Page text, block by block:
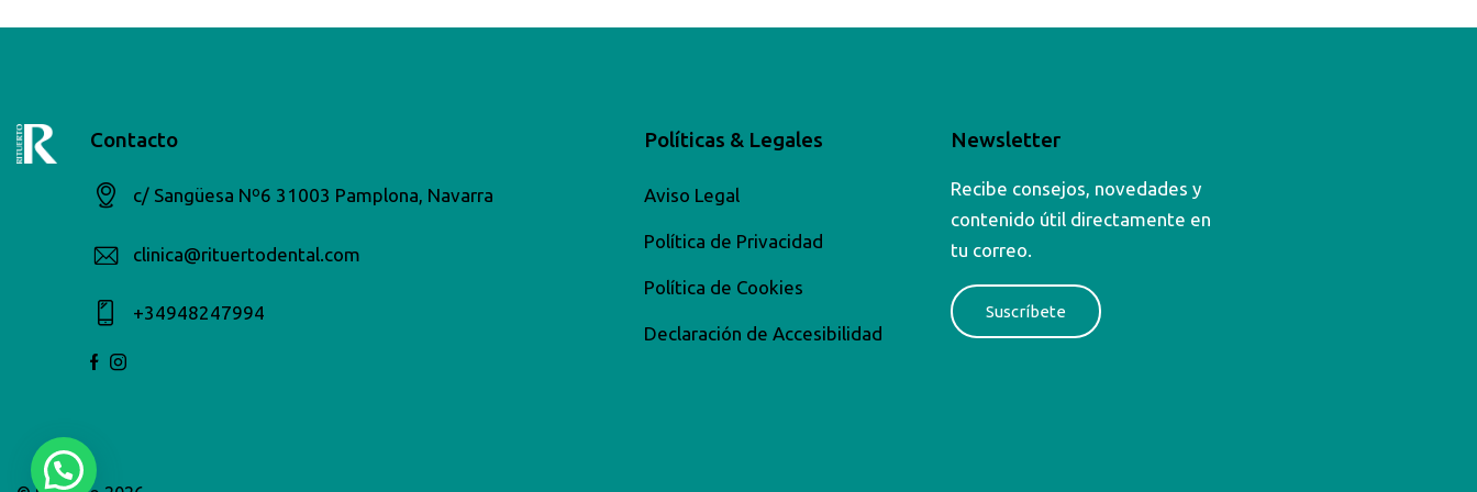
Contacto
c/ Sangüesa Nº6 31003 Pamplona, Navarra
clinica@rituertodental.com
+34948247994​
Políticas & Legales
Aviso Legal
Política de Privacidad
Política de Cookies
Declaración de Accesibilidad
Newsletter
Recibe consejos, novedades y
contenido útil directamente en
tu correo.
Suscríbete